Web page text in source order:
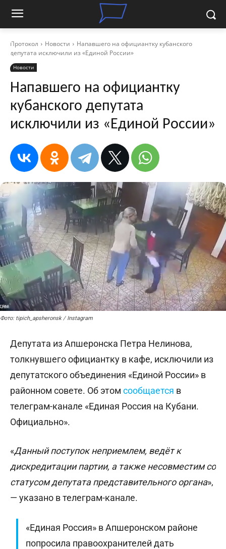
Протокол Новости
Напавшего на официантку кубанского
депутата исключили из «Единой России»
Новости
Напавшего на официантку
кубанского депутата
исключили из «Единой России»
Фото: tipich_apsheronsk / Instagram
Депутата из Апшеронска Петра Нелинова,
толкнувшего официантку в кафе, исключили из
депутатского объединения «Единой России» в
районном совете. Об этом сообщается в
телеграм-канале «Единая Россия на Кубани.
Официально».
«Данный поступок неприемлем, ведёт к
дискредитации партии, а также несовместим со
статусом депутата представительного органа»,
— указано в телеграм-канале.
«Единая Россия» в Апшеронском районе
попросила правоохранителей дать